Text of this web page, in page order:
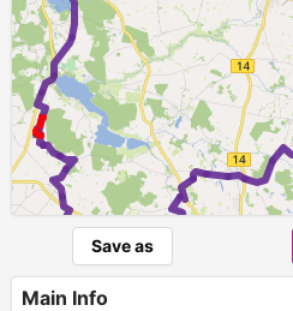
Save as
Main Info